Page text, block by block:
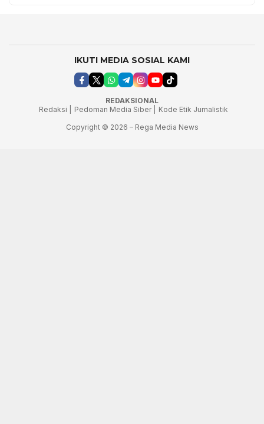
IKUTI MEDIA SOSIAL KAMI
REDAKSIONAL
Redaksi |
Pedoman Media Siber |
Kode Etik Jurnalistik
Copyright © 2026 – Rega Media News